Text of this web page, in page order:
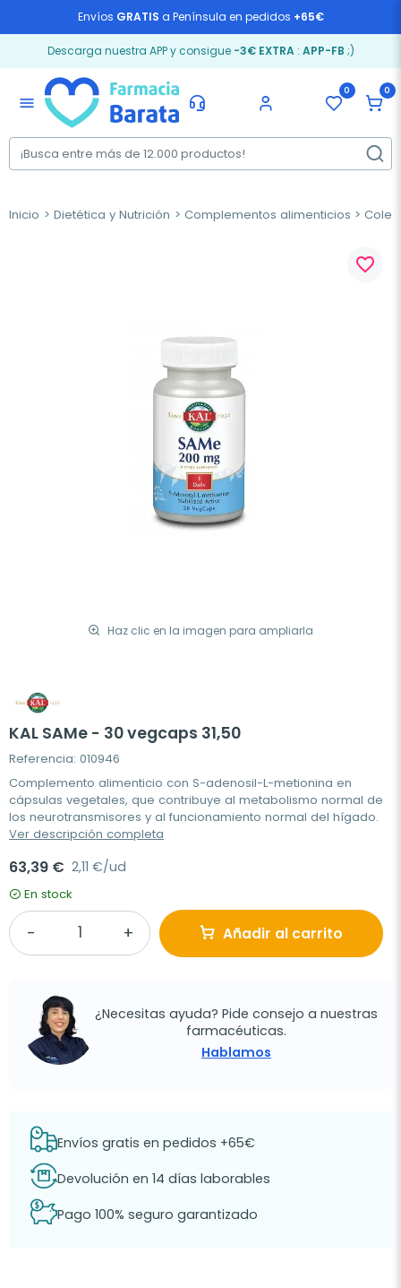
Envíos GRATIS a Península en pedidos +65€
Descarga nuestra APP y consigue -3€ EXTRA: APP-FB ;)
menu
0 0
Inicio Dietética y Nutrición Complementos alimenticios
Haz clic en la imagen para ampliarla
favorite_border
KAL SAMe - 30 vegcaps 31,50
Referencia: 010946
Complemento alimenticio con S-adenosil-L-metionina en
cápsulas vegetales, que contribuye al metabolismo normal de
los neurotransmisores y al funcionamiento normal del hígado.
Ver descripción completa
63,39 € 2,11 €/ud
En stock
Añadir al carrito
¿Necesitas ayuda? Pide consejo a nuestras
farmacéuticas.
Hablamos
Envíos gratis en pedidos +65€
Devolución en 14 días laborables
Pago 100% seguro garantizado